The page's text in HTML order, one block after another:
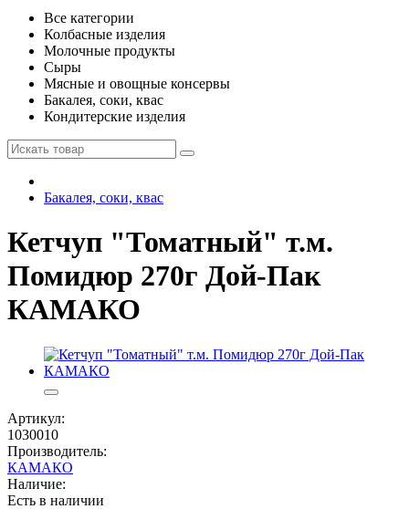
Все категории
Колбасные изделия
Молочные продукты
Сыры
Мясные и овощные консервы
Бакалея, соки, квас
Кондитерские изделия
Бакалея, соки, квас
Кетчуп "Томатный" т.м.
Помидюр 270г Дой-Пак
КАМАКО
Артикул:
1030010
Производитель:
КАМАКО
Наличие:
Есть в наличии